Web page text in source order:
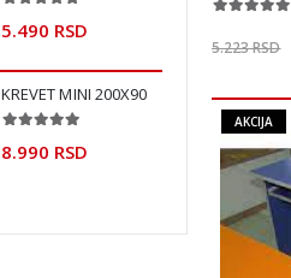
5.223 RSD
AKCIJA
5.490 RSD
KREVET MINI 200X90
8.990 RSD